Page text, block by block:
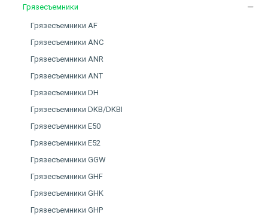
Грязесъемники
Грязесъемники AF
Грязесъемники ANC
Грязесъемники ANR
Грязесъемники ANT
Грязесъемники DH
Грязесъемники DKB/DKBI
Грязесъемники E50
Грязесъемники E52
Грязесъемники GGW
Грязесъемники GHF
Грязесъемники GHK
Грязесъемники GHP